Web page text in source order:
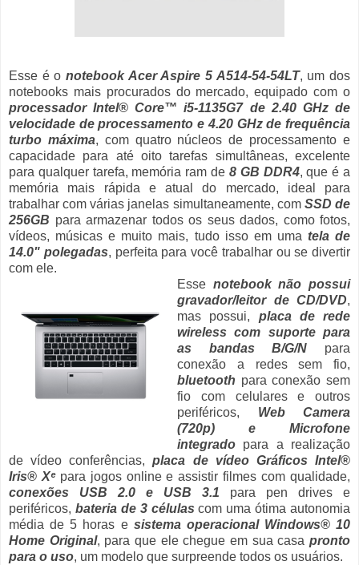
Esse é o notebook Acer Aspire 5 A514-54-54LT, um dos
notebooks mais procurados do mercado, equipado com o
processador Intel® Core™ i5-1135G7 de 2.40 GHz de
velocidade de processamento e 4.20 GHz de frequência
turbo máxima, com quatro núcleos de processamento e
capacidade para até oito tarefas simultâneas, excelente
para qualquer tarefa, memória ram de 8 GB DDR4, que é a
memória mais rápida e atual do mercado, ideal para
trabalhar com várias janelas simultaneamente, com SSD de
256GB para armazenar todos os seus dados, como fotos,
vídeos, músicas e muito mais, tudo isso em uma tela de
14.0" polegadas, perfeita para você trabalhar ou se divertir
com ele.
Esse notebook não possui
gravador/leitor de CD/DVD,
mas possui, placa de rede
wireless com suporte para
as bandas B/G/N para
conexão a redes sem fio,
bluetooth para conexão sem
fio com celulares e outros
periféricos, Web Camera
(720p) e Microfone
integrado para a realização
de vídeo conferências,placa de vídeo Gráficos Intel®
Iris® Xᵉpara jogos online e assistir filmes com qualidade,
conexões USB 2.0 e USB 3.1 para pen drives e
periféricos, bateria de 3 células com uma ótima autonomia
média de 5 horas e sistema operacional Windows® 10
Home Original, para que ele chegue em sua casapronto
para o uso, um modelo que surpreende todos os usuários.